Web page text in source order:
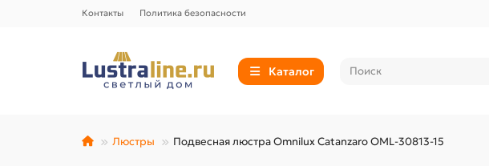
Контакты Политика безопасности
Каталог
Люстры Подвесная люстра Omnilux Catanzaro OML-30813-15